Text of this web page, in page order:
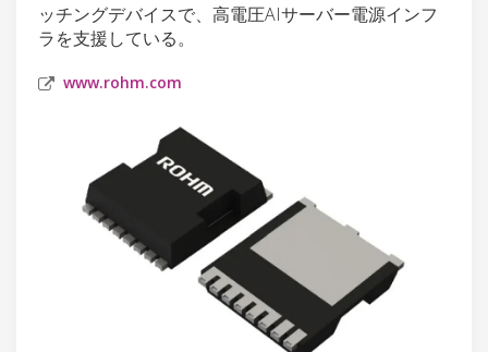
ッチングデバイスで、高電圧AIサーバー電源インフ
ラを支援している。
www.rohm.com